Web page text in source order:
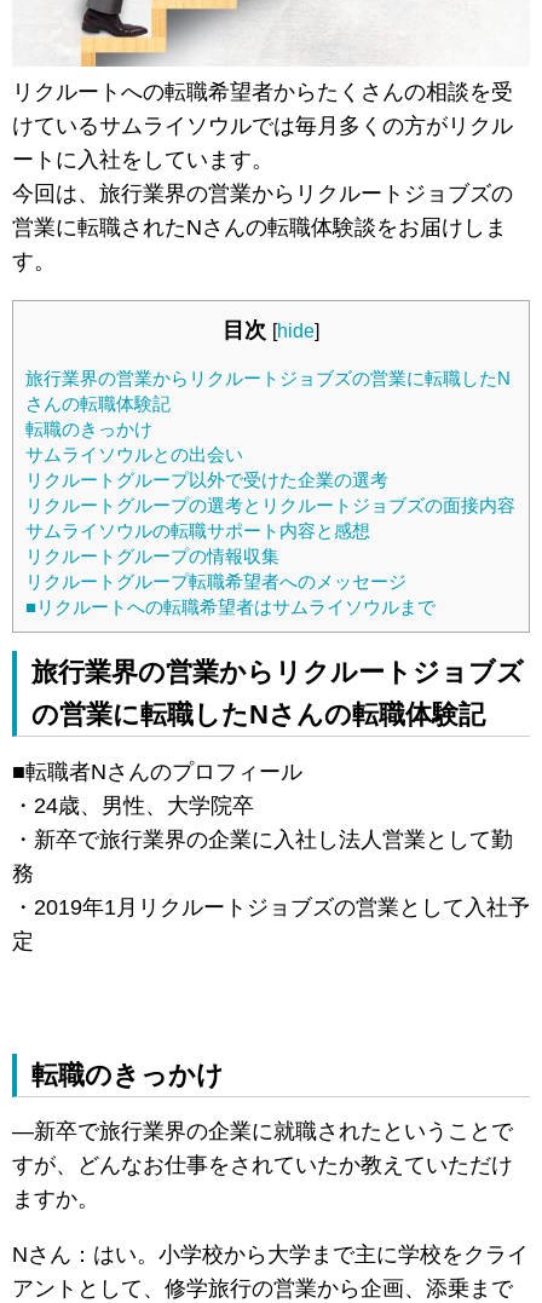
リクルートへの転職希望者からたくさんの相談を受
けているサムライソウルでは毎月多くの方がリクル
ートに入社をしています。
今回は、旅行業界の営業からリクルートジョブズの
営業に転職されたNさんの転職体験談をお届けしま
す。
目次 [hide]
旅行業界の営業からリクルートジョブズの営業に転職したN
さんの転職体験記
転職のきっかけ
サムライソウルとの出会い
リクルートグループ以外で受けた企業の選考
リクルートグループの選考とリクルートジョブズの面接内容
サムライソウルの転職サポート内容と感想
リクルートグループの情報収集
リクルートグループ転職希望者へのメッセージ
■リクルートへの転職希望者はサムライソウルまで
旅行業界の営業からリクルートジョブズ
の営業に転職したNさんの転職体験記
■転職者Nさんのプロフィール
・24歳、男性、大学院卒
・新卒で旅行業界の企業に入社し法人営業として勤
務
・2019年1月リクルートジョブズの営業として入社予
定
転職のきっかけ
―新卒で旅行業界の企業に就職されたということで
すが、どんなお仕事をされていたか教えていただけ
ますか。
Nさん：はい。小学校から大学まで主に学校をクライ
アントとして、修学旅行の営業から企画、添乗まで